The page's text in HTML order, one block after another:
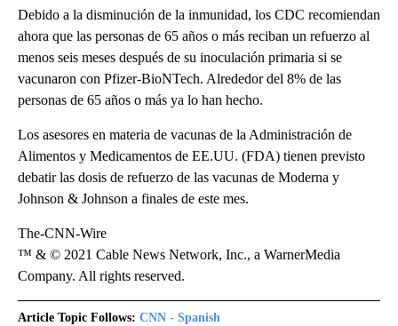
Debido a la disminución de la inmunidad, los CDC recomiendan
ahora que las personas de 65 años o más reciban un refuerzo al
menos seis meses después de su inoculación primaria si se
vacunaron con Pfizer-BioNTech. Alrededor del 8% de las
personas de 65 años o más ya lo han hecho.
Los asesores en materia de vacunas de la Administración de
Alimentos y Medicamentos de EE.UU. (FDA) tienen previsto
debatir las dosis de refuerzo de las vacunas de Moderna y
Johnson & Johnson a finales de este mes.
The-CNN-Wire
™ & © 2021 Cable News Network, Inc., a WarnerMedia
Company. All rights reserved.
Article Topic Follows: CNN - Spanish